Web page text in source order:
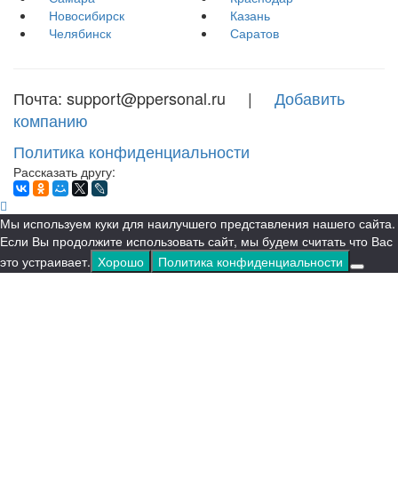
Новосибирск
Казань
Челябинск
Саратов
Почта: support@ppersonal.ru | Добавить
компанию
Политика конфиденциальности
Рассказать другу:
Мы используем куки для наилучшего представления нашего сайта.
Если Вы продолжите использовать сайт, мы будем считать что Вас
это устраивает. Хорошо Политика конфиденциальности